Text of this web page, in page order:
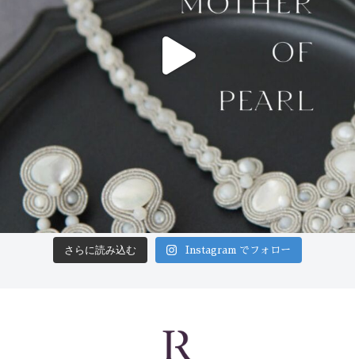
さらに読み込む Instagram でフォロー